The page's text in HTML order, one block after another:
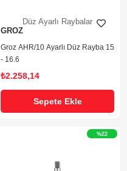
Düz Ayarlı Raybalar
GROZ
Groz AHR/10 Ayarlı Düz Rayba 15
- 16.6
₺2.258,14
Sepete Ekle
%22